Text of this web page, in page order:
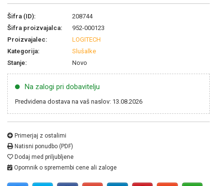
Šifra (ID):
208744
Šifra proizvajalca:
952-000123
Proizvajalec:
LOGITECH
Kategorija:
Slušalke
Stanje:
Novo
Na zalogi pri dobavitelju
Predvidena dostava na vaš naslov: 13.08.2026
Primerjaj z ostalimi
Natisni ponudbo (PDF)
Dodaj med priljubljene
Opomnik o spremembi cene ali zaloge